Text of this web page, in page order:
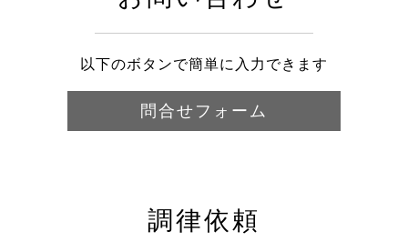
以下のボタンで簡単に入力できます
問合せフォーム
調律依頼